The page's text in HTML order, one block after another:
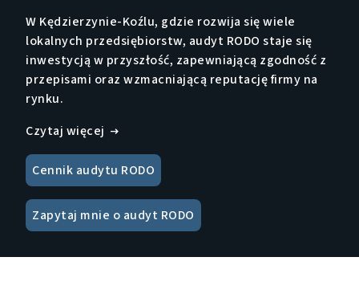
W Kędzierzynie-Koźlu, gdzie rozwija się wiele
lokalnych przedsiębiorstw, audyt RODO staje się
inwestycją w przyszłość, zapewniającą zgodność z
przepisami oraz wzmacniającą reputację firmy na
rynku.
Czytaj więcej
Cennik audytu RODO
Zapytaj mnie o audyt RODO